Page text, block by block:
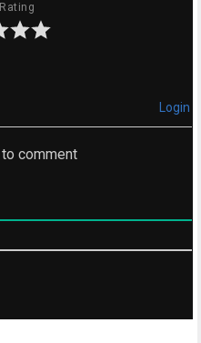
Login
comment